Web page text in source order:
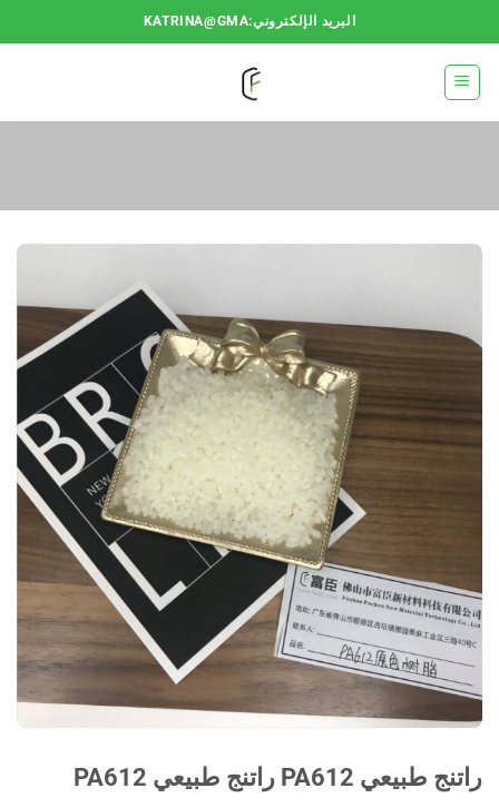
للمحتوى
البريد الإلكتروني:KATRINA@GMA
راتنج طبيعي PA612 راتنج طبيعي PA612